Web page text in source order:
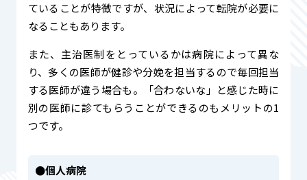
ていることが特徴ですが、状況によって転院が必要に
なることもあります。
また、主治医制をとっているかは病院によって異な
り、多くの医師が健診や分娩を担当するので毎回担当
する医師が違う場合も。「合わないな」と感じた時に
別の医師に診てもらうことができるのもメリットの1
つです。
●個人病院